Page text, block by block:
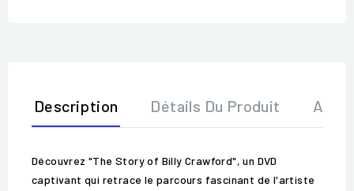
Description Détails Du Produit Avis
Découvrez "The Story of Billy Crawford", un DVD
captivant qui retrace le parcours fascinant de l'artiste